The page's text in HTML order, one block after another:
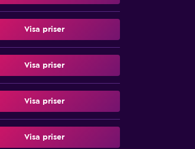
Visa priser
Visa priser
Visa priser
Visa priser